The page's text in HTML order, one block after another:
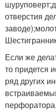
отверстия
Если же
то придется
ряд других
перфоратора.